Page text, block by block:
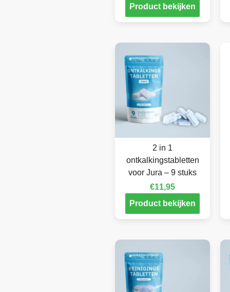
Product bekijken
2 in 1
ontkalkingstabletten
voor Jura – 9 stuks
€11,95
Product bekijken